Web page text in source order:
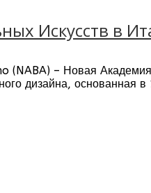
Искусств в
– Новая
дизайна,
запустила